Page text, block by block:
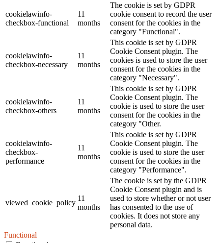
cookielawinfo-
checkbox-functional
11
months
The cookie is set by GDPR
cookie consent to record the user
consent for the cookies in the
category "Functional".
cookielawinfo-
checkbox-necessary
11
months
This cookie is set by GDPR
Cookie Consent plugin. The
cookies is used to store the user
consent for the cookies in the
category "Necessary".
cookielawinfo-
checkbox-others
11
months
This cookie is set by GDPR
Cookie Consent plugin. The
cookie is used to store the user
consent for the cookies in the
category "Other.
cookielawinfo-
checkbox-
performance
11
months
This cookie is set by GDPR
Cookie Consent plugin. The
cookie is used to store the user
consent for the cookies in the
category "Performance".
viewed_cookie_policy
11
months
The cookie is set by the GDPR
Cookie Consent plugin and is
used to store whether or not user
has consented to the use of
cookies. It does not store any
personal data.
Functional